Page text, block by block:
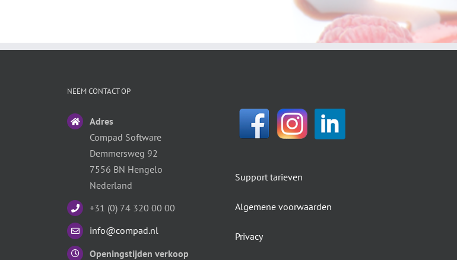
NEEM CONTACT OP
Adres
Compad Software
Demmersweg 92
7556 BN Hengelo
Nederland
+31 (0) 74 320 00 00
info@compad.nl
Openingstijden verkoop
Support tarieven
Algemene voorwaarden
Privacy